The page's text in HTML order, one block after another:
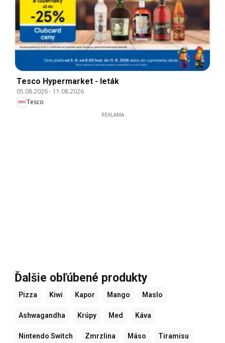
Tesco Hypermarket - leták
05.08.2026- 11.08.2026
Tesco
REKLAMA
Ďalšie obľúbené produkty
Pizza Kiwi Kapor Mango Maslo
Ashwagandha Krúpy Med Káva
Nintendo Switch Zmrzlina Mäso Tiramisu